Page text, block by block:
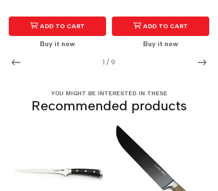
1 / 9
ADD TO CART
Buy it now
ADD TO CART
Buy it now
YOU MIGHT BE INTERESTED IN THESE
Recommended products